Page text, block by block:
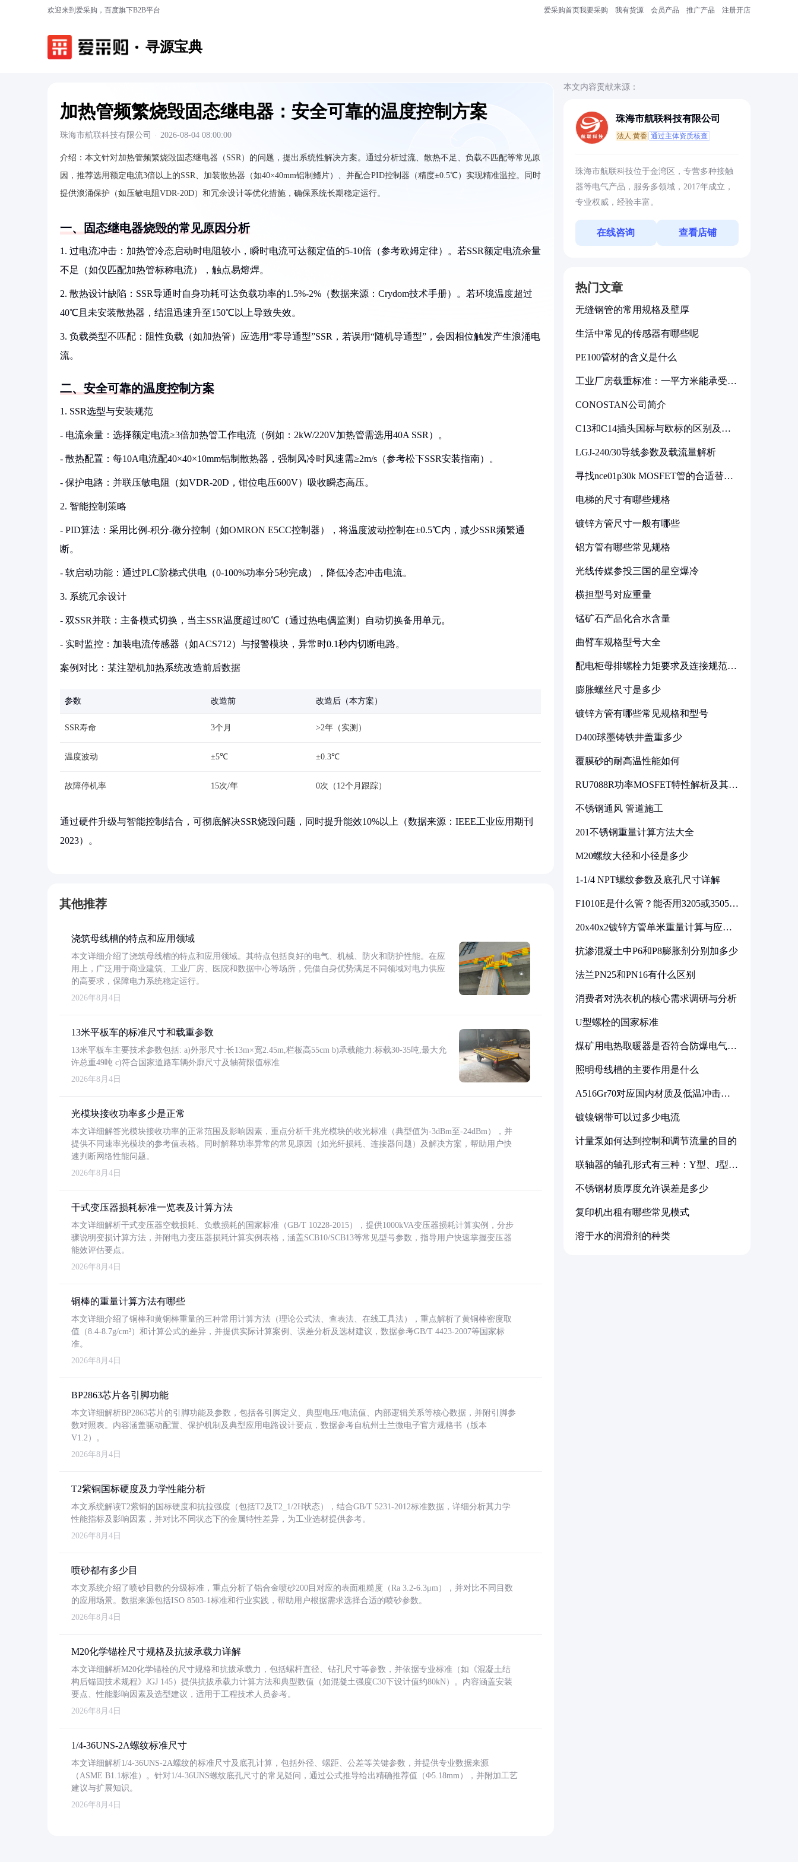
欢迎来到爱采购，百度旗下B2B平台 爱采购首页我要采购 我有货源 会员产品 推广产品 注册开店
寻源宝典
加热管频繁烧毁固态继电器：安全可靠的温度控制方案
珠海市航联科技有限公司 · 2026-08-04 08:00:00
介绍： 本文针对加热管频繁烧毁固态继电器（SSR）的问题，提出系统性解决方案。通过分析过流、散热不足、负载不匹配等常见原
因，推荐选用额定电流3倍以上的SSR、加装散热器（如40×40mm铝制鳍片）、并配合PID控制器（精度±0.5℃）实现精准温控。同时
提供浪涌保护（如压敏电阻VDR-20D）和冗余设计等优化措施，确保系统长期稳定运行。
一、固态继电器烧毁的常见原因分析
1. 过电流冲击：加热管冷态启动时电阻较小，瞬时电流可达额定值的5-10倍（参考欧姆定律）。若SSR额定电流余量
不足（如仅匹配加热管标称电流），触点易熔焊。
2. 散热设计缺陷：SSR导通时自身功耗可达负载功率的1.5%-2%（数据来源：Crydom技术手册）。若环境温度超过
40℃且未安装散热器，结温迅速升至150℃以上导致失效。
3. 负载类型不匹配：阻性负载（如加热管）应选用“零导通型”SSR，若误用“随机导通型”，会因相位触发产生浪涌电
流。
二、安全可靠的温度控制方案
1. SSR选型与安装规范
- 电流余量：选择额定电流≥3倍加热管工作电流（例如：2kW/220V加热管需选用40A SSR）。
- 散热配置：每10A电流配40×40×10mm铝制散热器，强制风冷时风速需≥2m/s（参考松下SSR安装指南）。
- 保护电路：并联压敏电阻（如VDR-20D，钳位电压600V）吸收瞬态高压。
2. 智能控制策略
- PID算法：采用比例-积分-微分控制（如OMRON E5CC控制器），将温度波动控制在±0.5℃内，减少SSR频繁通
断。
- 软启动功能：通过PLC阶梯式供电（0-100%功率分5秒完成），降低冷态冲击电流。
3. 系统冗余设计
- 双SSR并联：主备模式切换，当主SSR温度超过80℃（通过热电偶监测）自动切换备用单元。
- 实时监控：加装电流传感器（如ACS712）与报警模块，异常时0.1秒内切断电路。
案例对比：某注塑机加热系统改造前后数据
参数 改造前 改造后（本方案）
SSR寿命 3个月 >2年（实测）
温度波动 ±5℃ ±0.3℃
故障停机率 15次/年 0次（12个月跟踪）
通过硬件升级与智能控制结合，可彻底解决SSR烧毁问题，同时提升能效10%以上（数据来源：IEEE工业应用期刊
2023）。
其他推荐
浇筑母线槽的特点和应用领域
本文详细介绍了浇筑母线槽的特点和应用领域。其特点包括良好的电气、机械、防火和防护性能。在应
用上，广泛用于商业建筑、工业厂房、医院和数据中心等场所，凭借自身优势满足不同领域对电力供应
的高要求，保障电力系统稳定运行。
2026年8月4日
13米平板车的标准尺寸和载重参数
13米平板车主要技术参数包括: a)外形尺寸:长13m×宽2.45m,栏板高55cm b)承载能力:标载30-35吨,最大允
许总重49吨 c)符合国家道路车辆外廓尺寸及轴荷限值标准
2026年8月4日
光模块接收功率多少是正常
本文详细解答光模块接收功率的正常范围及影响因素，重点分析千兆光模块的收光标准（典型值为-3dBm至-24dBm），并
提供不同速率光模块的参考值表格。同时解释功率异常的常见原因（如光纤损耗、连接器问题）及解决方案，帮助用户快
速判断网络性能问题。
2026年8月4日
干式变压器损耗标准一览表及计算方法
本文详细解析干式变压器空载损耗、负载损耗的国家标准（GB/T 10228-2015），提供1000kVA变压器损耗计算实例，分步
骤说明变损计算方法，并附电力变压器损耗计算实例表格，涵盖SCB10/SCB13等常见型号参数，指导用户快速掌握变压器
能效评估要点。
2026年8月4日
铜棒的重量计算方法有哪些
本文详细介绍了铜棒和黄铜棒重量的三种常用计算方法（理论公式法、查表法、在线工具法），重点解析了黄铜棒密度取
值（8.4-8.7g/cm³）和计算公式的差异，并提供实际计算案例、误差分析及选材建议，数据参考GB/T 4423-2007等国家标
准。
2026年8月4日
BP2863芯片各引脚功能
本文详细解析BP2863芯片的引脚功能及参数，包括各引脚定义、典型电压/电流值、内部逻辑关系等核心数据，并附引脚参
数对照表。内容涵盖驱动配置、保护机制及典型应用电路设计要点，数据参考自杭州士兰微电子官方规格书（版本
V1.2）。
2026年8月4日
T2紫铜国标硬度及力学性能分析
本文系统解读T2紫铜的国标硬度和抗拉强度（包括T2及T2_1/2H状态），结合GB/T 5231-2012标准数据，详细分析其力学
性能指标及影响因素，并对比不同状态下的金属特性差异，为工业选材提供参考。
2026年8月4日
喷砂都有多少目
本文系统介绍了喷砂目数的分级标准，重点分析了铝合金喷砂200目对应的表面粗糙度（Ra 3.2-6.3μm），并对比不同目数
的应用场景。数据来源包括ISO 8503-1标准和行业实践，帮助用户根据需求选择合适的喷砂参数。
2026年8月4日
M20化学锚栓尺寸规格及抗拔承载力详解
本文详细解析M20化学锚栓的尺寸规格和抗拔承载力，包括螺杆直径、钻孔尺寸等参数，并依据专业标准（如《混凝土结
构后锚固技术规程》JGJ 145）提供抗拔承载力计算方法和典型数值（如混凝土强度C30下设计值约80kN）。内容涵盖安装
要点、性能影响因素及选型建议，适用于工程技术人员参考。
2026年8月4日
1/4-36UNS-2A螺纹标准尺寸
本文详细解析1/4-36UNS-2A螺纹的标准尺寸及底孔计算，包括外径、螺距、公差等关键参数，并提供专业数据来源
（ASME B1.1标准）。针对1/4-36UNS螺纹底孔尺寸的常见疑问，通过公式推导给出精确推荐值（Φ5.18mm），并附加工艺
建议与扩展知识。
2026年8月4日
本文内容贡献来源：
珠海市航联科技有限公司
法人:黄香 通过主体资质核查
珠海市航联科技位于金湾区，专营多种接触
器等电气产品，服务多领域，2017年成立，
专业权威，经验丰富。
在线咨询 查看店铺
热门文章
无缝钢管的常用规格及壁厚
生活中常见的传感器有哪些呢
PE100管材的含义是什么
工业厂房载重标准：一平方米能承受多
CONOSTAN公司简介
C13和C14插头国标与欧标的区别及其
LGJ-240/30导线参数及载流量解析
寻找nce01p30k MOSFET管的合适替代
电梯的尺寸有哪些规格
镀锌方管尺寸一般有哪些
铝方管有哪些常见规格
光线传媒参投三国的星空爆冷
横担型号对应重量
锰矿石产品化合水含量
曲臂车规格型号大全
配电柜母排螺栓力矩要求及连接规范详
膨胀螺丝尺寸是多少
镀锌方管有哪些常见规格和型号
D400球墨铸铁井盖重多少
覆膜砂的耐高温性能如何
RU7088R功率MOSFET特性解析及其在
不锈钢通风 管道施工
201不锈钢重量计算方法大全
M20螺纹大径和小径是多少
1-1/4 NPT螺纹参数及底孔尺寸详解
F1010E是什么管？能否用3205或3505代
20x40x2镀锌方管单米重量计算与应用
抗渗混凝土中P6和P8膨胀剂分别加多少
法兰PN25和PN16有什么区别
消费者对洗衣机的核心需求调研与分析
U型螺栓的国家标准
煤矿用电热取暖器是否符合防爆电气设
照明母线槽的主要作用是什么
A516Gr70对应国内材质及低温冲击要
镀镍钢带可以过多少电流
计量泵如何达到控制和调节流量的目的
联轴器的轴孔形式有三种：Y型、J型、
不锈钢材质厚度允许误差是多少
复印机出租有哪些常见模式
溶于水的润滑剂的种类